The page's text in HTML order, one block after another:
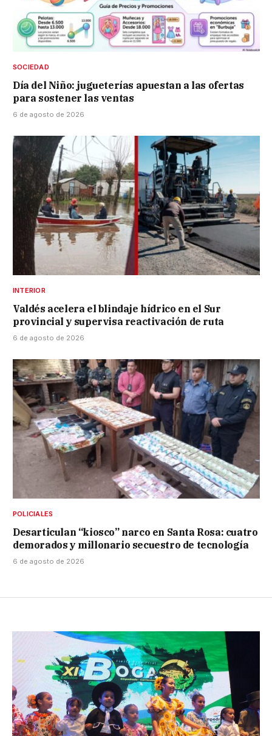
SOCIEDAD
Día del Niño: jugueterías apuestan a las ofertas
para sostener las ventas
6 de agosto de 2026
INTERIOR
Valdés acelera el blindaje hídrico en el Sur
provincial y supervisa reactivación de ruta
6 de agosto de 2026
POLICIALES
Desarticulan “kiosco” narco en Santa Rosa: cuatro
demorados y millonario secuestro de tecnología
6 de agosto de 2026